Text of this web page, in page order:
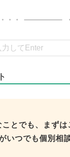
とでも、まずは
いつでも個別相